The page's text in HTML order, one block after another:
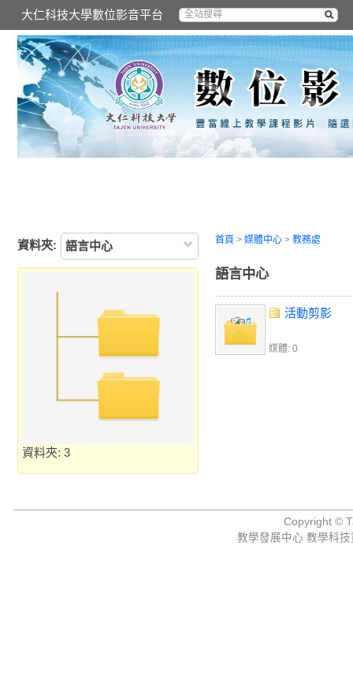
大仁科技大學數位影音平台
資料夾: 語言中心
資料夾: 3
首頁 > 媒體中心 > 教務處
語言中心
活動剪影
媒體: 0
Copyright ©
教學發展中心 教學科